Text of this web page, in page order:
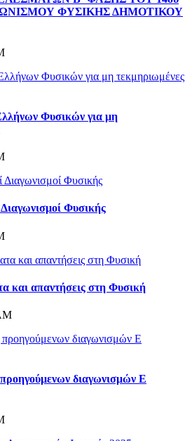
ΦΥΣΙΚΗΣ ΔΗΜΟΤΙΚΟΥ
Φυσικών για μη
Φυσικής
και απαντήσεις στη Φυσική
διαγωνισμών E